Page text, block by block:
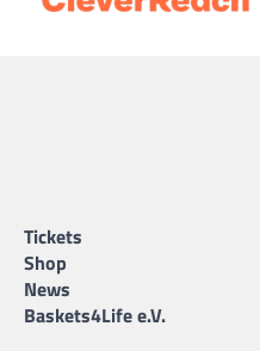
Tickets
Shop
News
Baskets4Life e.V.